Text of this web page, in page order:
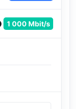
1 000 Mbit/s